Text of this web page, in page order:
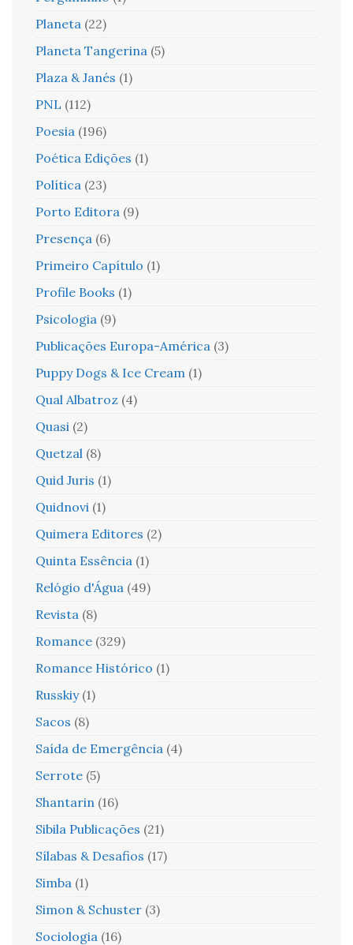
Planeta (22)
Planeta Tangerina (5)
Plaza & Janés (1)
PNL (112)
Poesia (196)
Poética Edições (1)
Política (23)
Porto Editora (9)
Presença (6)
Primeiro Capítulo (1)
Profile Books (1)
Psicologia (9)
Publicações Europa-América (3)
Puppy Dogs & Ice Cream (1)
Qual Albatroz (4)
Quasi (2)
Quetzal (8)
Quid Juris (1)
Quidnovi (1)
Quimera Editores (2)
Quinta Essência (1)
Relógio d'Água (49)
Revista (8)
Romance (329)
Romance Histórico (1)
Russkiy (1)
Sacos (8)
Saída de Emergência (4)
Serrote (5)
Shantarin (16)
Sibila Publicações (21)
Sílabas & Desafios (17)
Simba (1)
Simon & Schuster (3)
Sociologia (16)